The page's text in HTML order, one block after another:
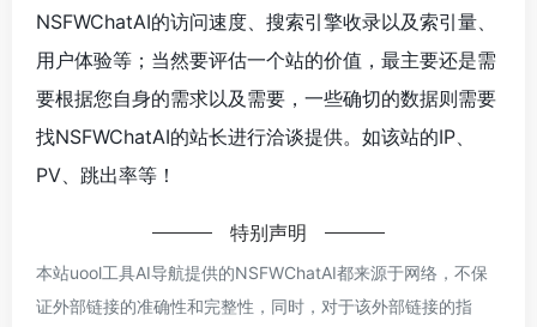
NSFWChatAI的访问速度、搜索引擎收录以及索引量、
用户体验等；当然要评估一个站的价值，最主要还是需
要根据您自身的需求以及需要，一些确切的数据则需要
找NSFWChatAI的站长进行洽谈提供。如该站的IP、
PV、跳出率等！
特别声明
本站uool工具AI导航提供的NSFWChatAI都来源于网络，不保
证外部链接的准确性和完整性，同时，对于该外部链接的指